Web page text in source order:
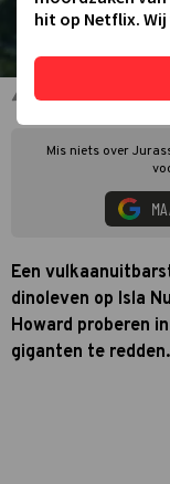
Chris Pratt als
Mis niets over
Een
dinoleven op Isla
Howard proberen in
giganten te redden.
hit op Netflix.